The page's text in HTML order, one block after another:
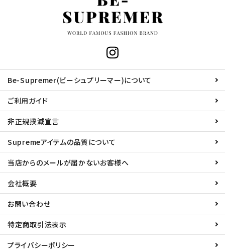
Be-Supremer(ビーシュプリーマー)について
ご利用ガイド
非正規撲滅宣言
Supremeアイテムの品質について
当店からのメールが届かないお客様へ
会社概要
お問い合わせ
特定商取引法表示
プライバシーポリシー